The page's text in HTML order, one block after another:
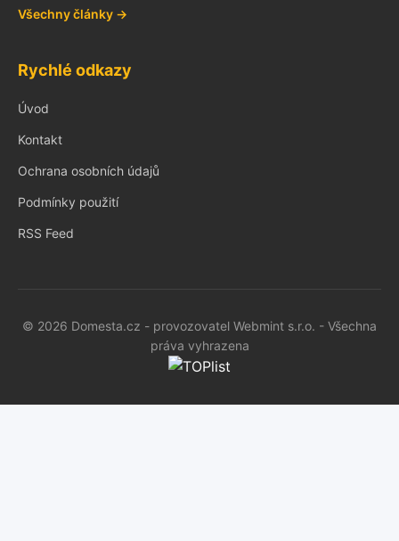
Všechny články →
Rychlé odkazy
Úvod
Kontakt
Ochrana osobních údajů
Podmínky použití
RSS Feed
© 2026 Domesta.cz - provozovatel Webmint s.r.o. - Všechna
práva vyhrazena